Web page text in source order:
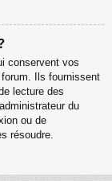
conservent vos
Ils fournissent
lecture des
du
ou de
résoudre.